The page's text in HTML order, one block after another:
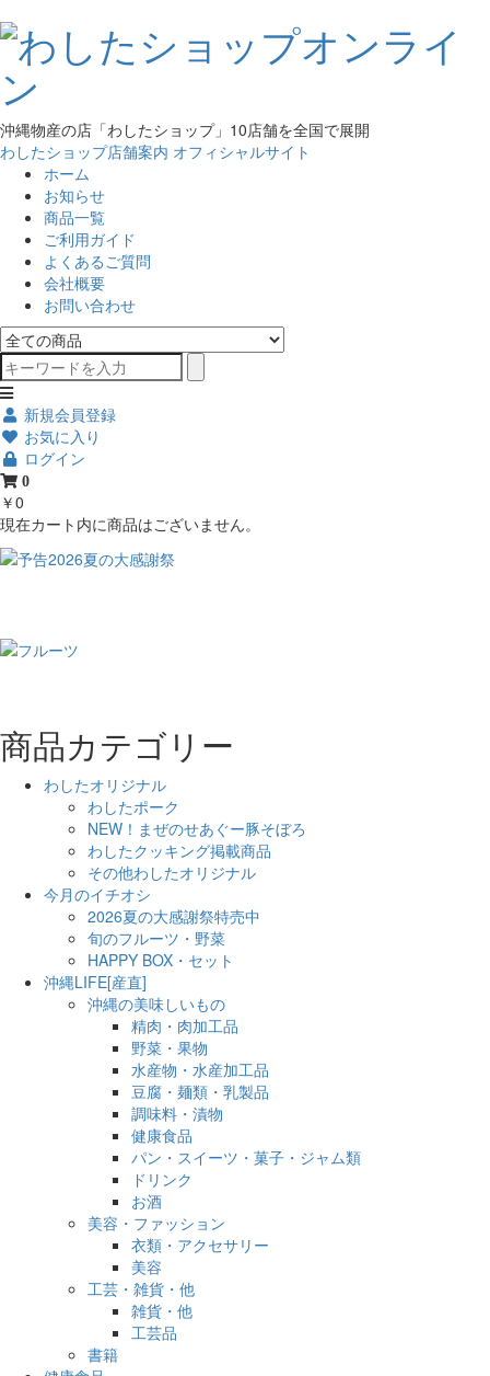
沖縄物産の店「わしたショップ」10店舗を全国で展開
わしたショップ店舗案内 オフィシャルサイト
ホーム
お知らせ
商品一覧
ご利用ガイド
よくあるご質問
会社概要
お問い合わせ
新規会員登録
お気に入り
ログイン
0
￥0
現在カート内に商品はございません。
商品カテゴリー
わしたオリジナル
わしたポーク
NEW！まぜのせあぐー豚そぼろ
わしたクッキング掲載商品
その他わしたオリジナル
今月のイチオシ
2026夏の大感謝祭特売中
旬のフルーツ・野菜
HAPPY BOX・セット
沖縄LIFE[産直]
沖縄の美味しいもの
精肉・肉加工品
野菜・果物
水産物・水産加工品
豆腐・麺類・乳製品
調味料・漬物
健康食品
パン・スイーツ・菓子・ジャム類
ドリンク
お酒
美容・ファッション
衣類・アクセサリー
美容
工芸・雑貨・他
雑貨・他
工芸品
書籍